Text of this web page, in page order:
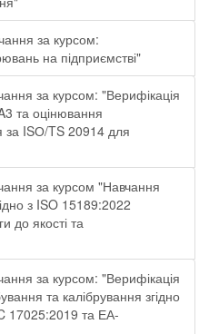
за курсом:
на підприємстві"
за курсом: "Верифікація
та оцінювання
за ISО/TS 20914 для
за курсом "Навчання
з ISO 15189:2022
до якості та
за курсом: "Верифікація
та калібрування згідно
17025:2019 та ЕА-